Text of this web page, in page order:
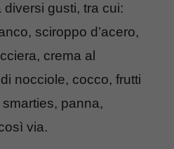
gusti, tra cui:
sciroppo d’acero,
crema al
nocciole, cocco, frutti
panna,
via.